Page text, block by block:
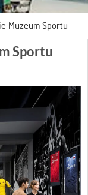
Muzeum Sportu
Sportu